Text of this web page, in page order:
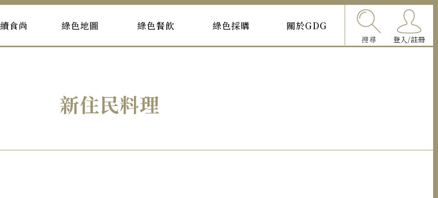
搜尋 登入/註冊
食尚 綠色地圖 綠色餐飲 綠色採購 關於GDG
新住民料理